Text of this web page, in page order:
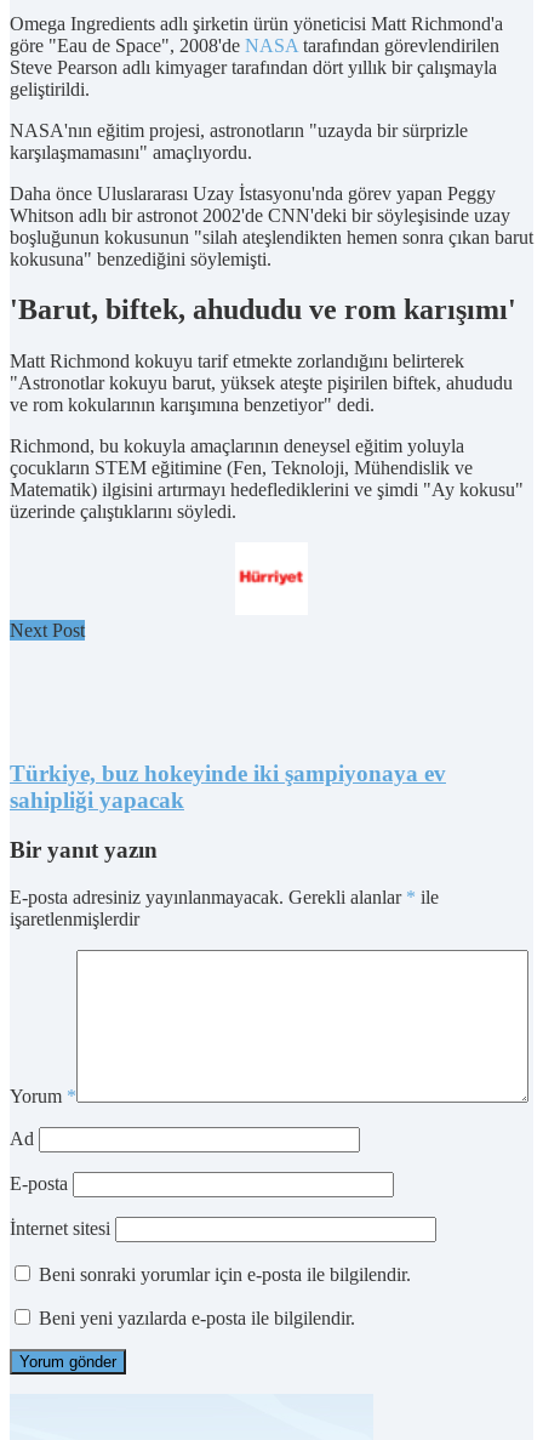
Omega Ingredients adlı şirketin ürün yöneticisi Matt Richmond'a
göre "Eau de Space", 2008'de NASA tarafından görevlendirilen
Steve Pearson adlı kimyager tarafından dört yıllık bir çalışmayla
geliştirildi.
NASA'nın eğitim projesi, astronotların "uzayda bir sürprizle
karşılaşmamasını" amaçlıyordu.
Daha önce Uluslararası Uzay İstasyonu'nda görev yapan Peggy
Whitson adlı bir astronot 2002'de CNN'deki bir söyleşisinde uzay
boşluğunun kokusunun "silah ateşlendikten hemen sonra çıkan barut
kokusuna" benzediğini söylemişti.
'Barut, biftek, ahududu ve rom karışımı'
Matt Richmond kokuyu tarif etmekte zorlandığını belirterek
"Astronotlar kokuyu barut, yüksek ateşte pişirilen biftek, ahududu
ve rom kokularının karışımına benzetiyor" dedi.
Richmond, bu kokuyla amaçlarının deneysel eğitim yoluyla
çocukların STEM eğitimine (Fen, Teknoloji, Mühendislik ve
Matematik) ilgisini artırmayı hedeflediklerini ve şimdi "Ay kokusu"
üzerinde çalıştıklarını söyledi.
Next Post
Türkiye, buz hokeyinde iki şampiyonaya ev
sahipliği yapacak
Bir yanıt yazın
E-posta adresiniz yayınlanmayacak. Gerekli alanlar * ile
işaretlenmişlerdir
Yorum *
Ad
E-posta
İnternet sitesi
Beni sonraki yorumlar için e-posta ile bilgilendir.
Beni yeni yazılarda e-posta ile bilgilendir.